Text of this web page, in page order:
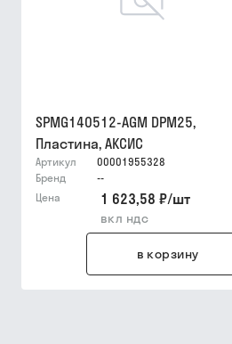
SPMG140512-AGM DPM25,
Пластина, АКСИС
Артикул
00001955328
Бренд
--
Цена
1 623,58 ₽/шт
вкл ндс
в корзину